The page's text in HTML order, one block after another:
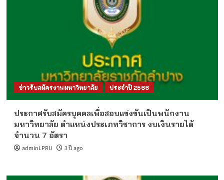
ข่าวรับสมัครงานมหาวิทยาลัย ประจำปี 2566
ประกาศรับสมัครบุคคลเพื่อสอบแข่งขันเป็นพนักงาน
มหาวิทยาลัย ตำแหน่งประเภทวิชาการ งบเงินรายได้
จำนวน 7 อัตรา
adminLPRU 3 ปี ago